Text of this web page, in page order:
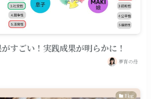
すごい！実践成果が明らかに！
夢育の母
Blog